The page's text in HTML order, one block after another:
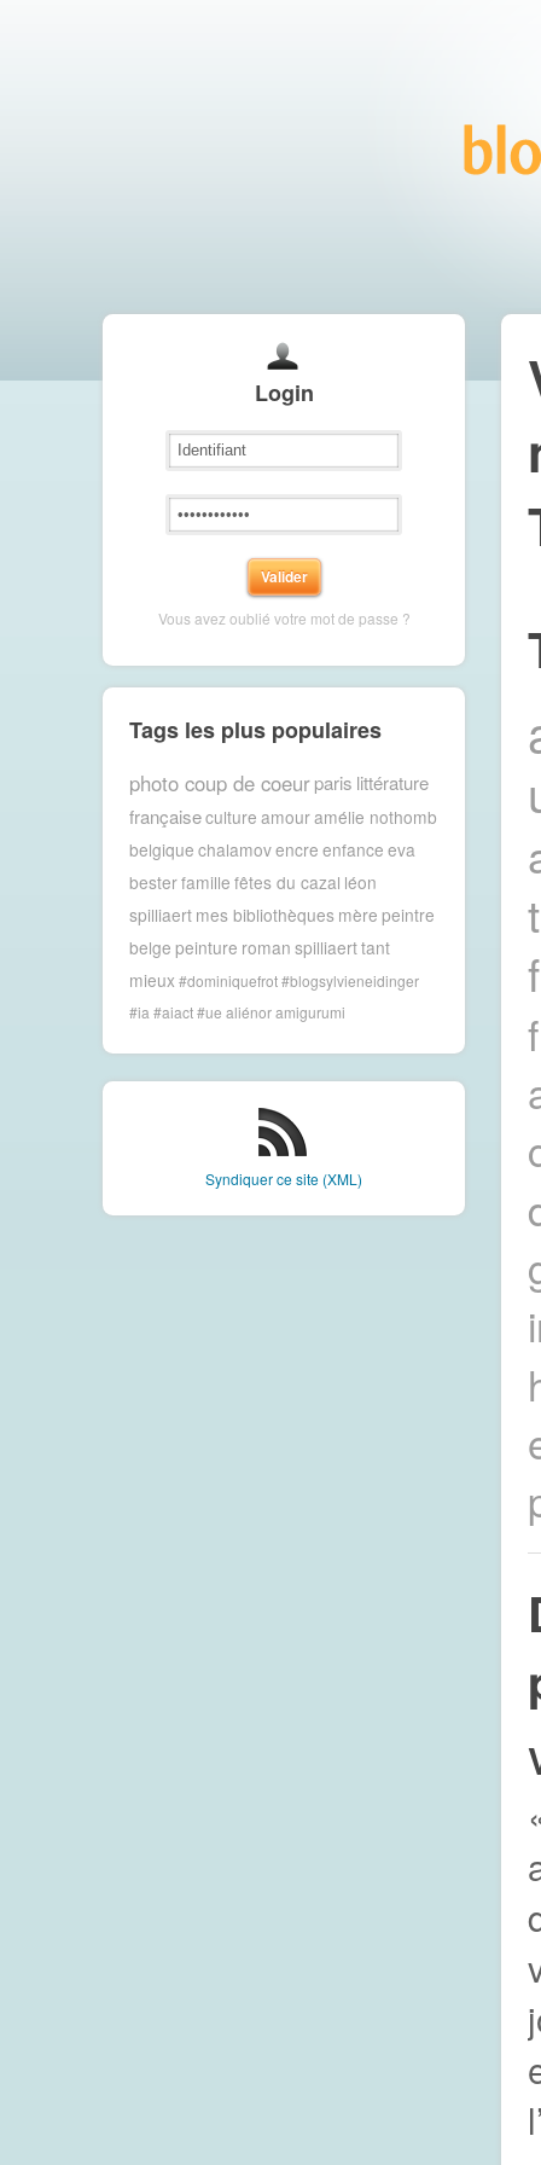
Login
Vous avez oublié votre mot de passe ?
Tags les plus populaires
photo coup de coeur paris littérature
françaiseculture amouramélie nothomb
belgique chalamovencre enfance eva
besterfamille fêtes du cazal léon
spilliaert mes bibliothèques mère peintre
belge peinture roman spilliaerttant
mieux #dominiquefrot #blogsylvieneidinger
#ia #aiact #ue aliénor amigurumi
Syndiquer ce site (XML)